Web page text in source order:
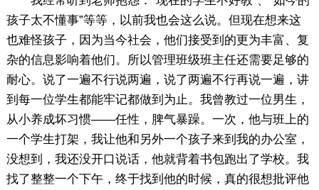
孩子太不懂事”等等，以前我也会这么说。但现在想来这
也难怪孩子，因为当今社会，他们接受到的更为丰富、复
杂的信息影响着他们。所以管理班级班主任还需要足够的
耐心。说了一遍不行说两遍，说了两遍不行再说一遍，讲
到每一位学生都能牢记都做到为止。我曾教过一位男生，
从小养成坏习惯——任性，脾气暴躁。一次，他与班上的
一个学生打架，我让他和另外一个孩子来到我的办公室，
没想到，我还没开口说话，他就背着书包跑出了学校。我
找了整整一个下午，终于找到他的时候，真的很想批评他